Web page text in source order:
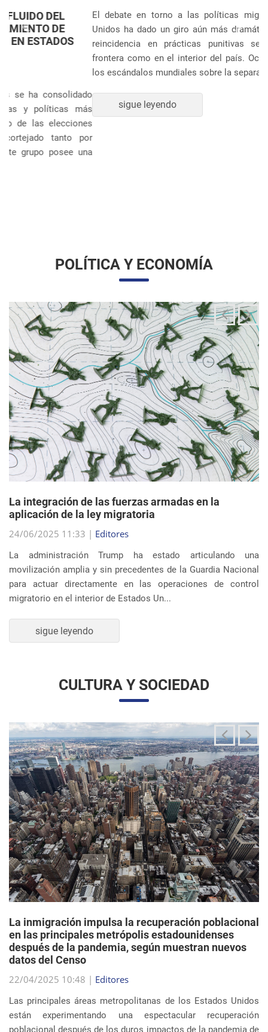
El debate en torno a las políticas migratorias de Estados
Unidos ha dado un giro aún más dramático tras revelarse la
reincidencia en prácticas punitivas severas, tanto en la
frontera como en el interior del país. Ocho años después de
los escándalos mundiales sobre la separación sistem�...
sigue leyendo
La integración de las fuerzas armadas en la
aplicación de la ley migratoria
24/06/2025 11:33 |Editores
La administración Trump ha estado articulando una
movilización amplia y sin precedentes de la Guardia Nacional
migratorio en el interior de Estados Un...
sigue leyendo
CULTURA Y SOCIEDAD
La inmigración impulsa la recuperación poblacional
en las principales metrópolis estadounidenses
después de la pandemia, según muestran nuevos
datos del Censo
22/04/2025 10:48 |Editores
están experimentando una espectacular recuperación
poblacional después de los duros impactos de la pandemia de
COVID-19, y el principal impulsor de est...
sigue leyendo
EVENTOS